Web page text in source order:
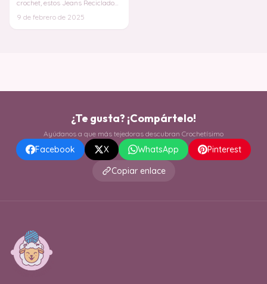
crochet, estos Jeans Reciclados
proyect
9 de febrero de 2025
¿Te gusta? ¡Compártelo!
Ayúdanos a que más tejedoras descubran Crochetísimo
Facebook X WhatsApp
Pinterest
Copiar enlace